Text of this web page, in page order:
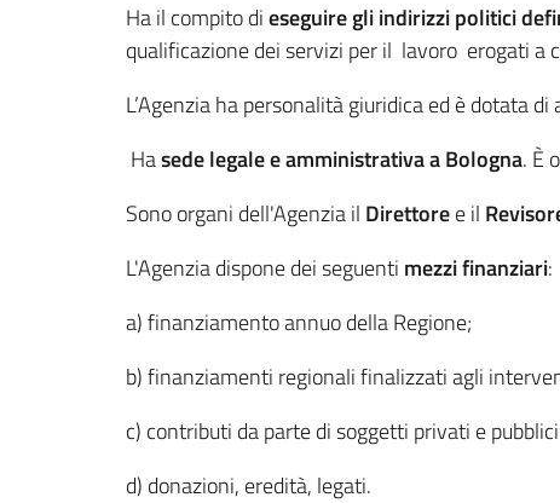
Ha il compito dieseguire gli indirizzi politici
qualificazione dei servizi per il lavoro erogati a
L’Agenzia ha personalità giuridica ed è dotata
Hasede legale e amministrativa a Bologna. È
Sono organi dell'Agenzia il Direttoree il
L'Agenzia dispone dei seguenti mezzi finanziari:
a) finanziamento annuo della Regione;
b) finanziamenti regionali finalizzati agli
c) contributi da parte di soggetti privati e
d) donazioni, eredità, legati.